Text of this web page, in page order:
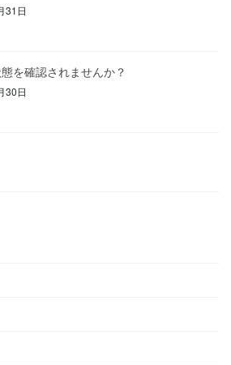
31日
を確認されませんか？
30日